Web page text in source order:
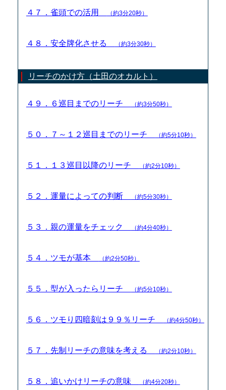
４７．雀頭での活用 （約3分20秒）
４８．安全牌化させる （約3分30秒）
リーチのかけ方（土田のオカルト）
４９．６巡目までのリーチ （約3分50秒）
５０．７～１２巡目までのリーチ （約5分10秒）
５１．１３巡目以降のリーチ （約2分10秒）
５２．運量によっての判断 （約5分30秒）
５３．親の運量をチェック （約4分40秒）
５４．ツモが基本 （約2分50秒）
５５．型が入ったらリーチ （約5分10秒）
５６．ツモり四暗刻は９９％リーチ （約4分50秒）
５７．先制リーチの意味を考える （約2分10秒）
５８．追いかけリーチの意味 （約4分20秒）